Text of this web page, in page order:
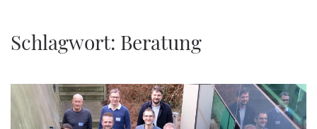
Zum Hauptinhalt springen
Schlagwort: Beratung